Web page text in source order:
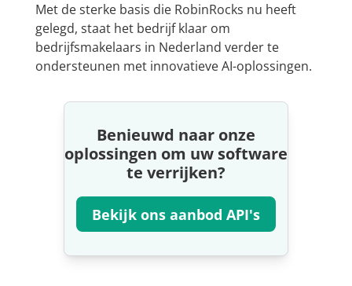
Met de sterke basis die RobinRocks nu heeft
gelegd, staat het bedrijf klaar om
bedrijfsmakelaars in Nederland verder te
ondersteunen met innovatieve AI-oplossingen.
Benieuwd naar onze
oplossingen om uw software
te verrijken?
Bekijk ons aanbod API's